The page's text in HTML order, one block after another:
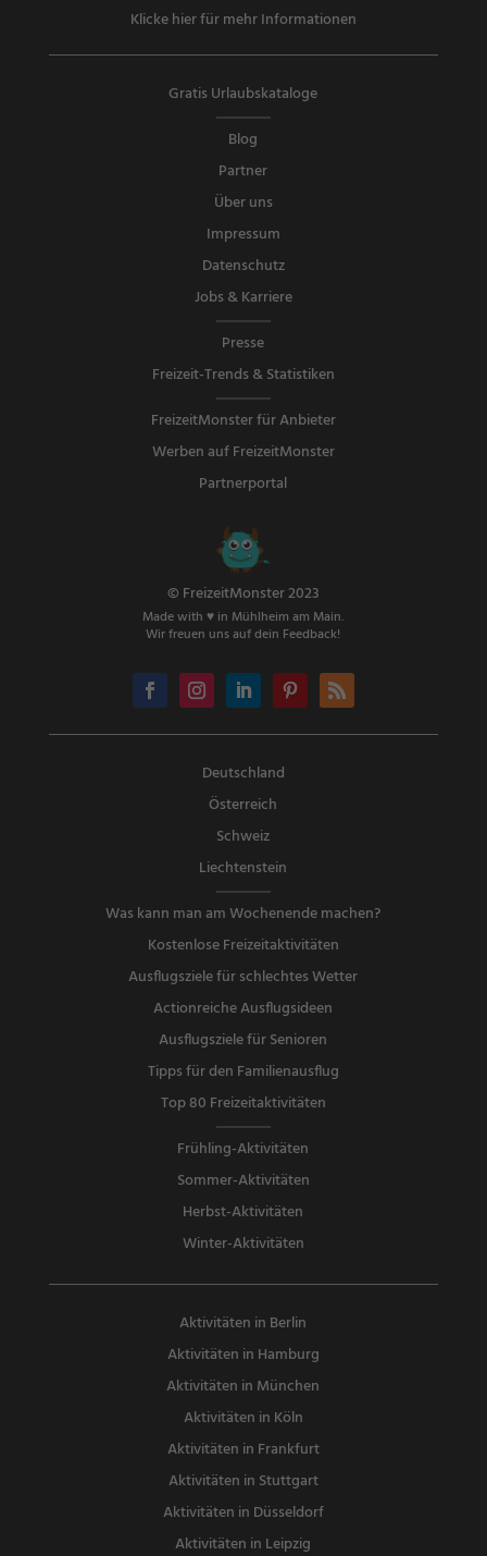
Klicke hier für mehr Informationen
Gratis Urlaubskataloge
Blog
Partner
Über uns
Impressum
Datenschutz
Jobs & Karriere
Presse
Freizeit-Trends & Statistiken
FreizeitMonster für Anbieter
Werben auf FreizeitMonster
Partnerportal
© FreizeitMonster 2023
Made with ♥ in Mühlheim am Main.
Wir freuen uns auf dein Feedback!
Deutschland
Österreich
Schweiz
Liechtenstein
Was kann man am Wochenende machen?
Kostenlose Freizeitaktivitäten
Ausflugsziele für schlechtes Wetter
Actionreiche Ausflugsideen
Ausflugsziele für Senioren
Tipps für den Familienausflug
Top 80 Freizeitaktivitäten
Frühling-Aktivitäten
Sommer-Aktivitäten
Herbst-Aktivitäten
Winter-Aktivitäten
Aktivitäten in Berlin
Aktivitäten in Hamburg
Aktivitäten in München
Aktivitäten in Köln
Aktivitäten in Frankfurt
Aktivitäten in Stuttgart
Aktivitäten in Düsseldorf
Aktivitäten in Leipzig